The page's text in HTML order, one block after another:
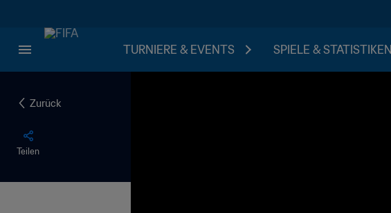
TURNIERE & EVENTS SPIELE & STATISTIKEN
Zurück
Teilen